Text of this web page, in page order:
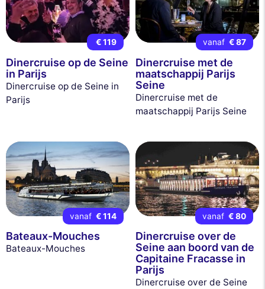
€ 119
Dinercruise op de Seine
in Parijs
Dinercruise op de Seine in
Parijs
vanaf € 87
Dinercruise met de
maatschappij Parijs
Seine
Dinercruise met de
maatschappij Parijs Seine
vanaf € 114
Bateaux-Mouches
Bateaux-Mouches
vanaf € 80
Dinercruise over de
Seine aan boord van de
Capitaine Fracasse in
Parijs
Dinercruise over de Seine